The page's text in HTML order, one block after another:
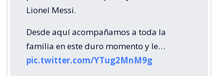
Lionel Messi.
Desde aquí acompañamos a toda la
familia en este duro momento y le…
pic.twitter.com/YTug2MnM9g